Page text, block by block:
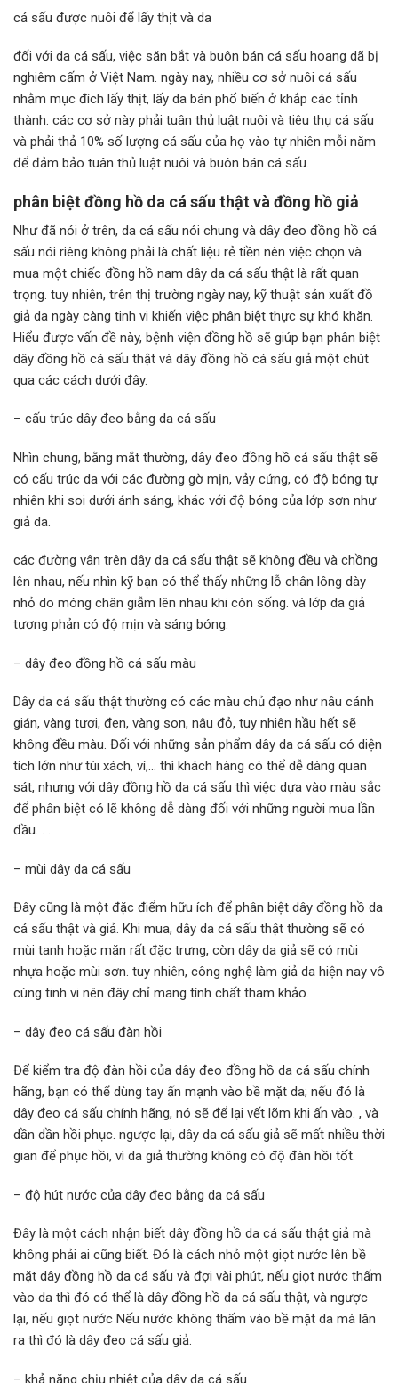
cá sấu được nuôi để lấy thịt và da
đối với da cá sấu, việc săn bắt và buôn bán cá sấu hoang dã bị
nghiêm cấm ở Việt Nam. ngày nay, nhiều cơ sở nuôi cá sấu
nhằm mục đích lấy thịt, lấy da bán phổ biến ở khắp các tỉnh
thành. các cơ sở này phải tuân thủ luật nuôi và tiêu thụ cá sấu
và phải thả 10% số lượng cá sấu của họ vào tự nhiên mỗi năm
để đảm bảo tuân thủ luật nuôi và buôn bán cá sấu.
phân biệt đồng hồ da cá sấu thật và đồng hồ giả
Như đã nói ở trên, da cá sấu nói chung và dây đeo đồng hồ cá
sấu nói riêng không phải là chất liệu rẻ tiền nên việc chọn và
mua một chiếc đồng hồ nam dây da cá sấu thật là rất quan
trọng. tuy nhiên, trên thị trường ngày nay, kỹ thuật sản xuất đồ
giả da ngày càng tinh vi khiến việc phân biệt thực sự khó khăn.
Hiểu được vấn đề này, bệnh viện đồng hồ sẽ giúp bạn phân biệt
dây đồng hồ cá sấu thật và dây đồng hồ cá sấu giả một chút
qua các cách dưới đây.
– cấu trúc dây đeo bằng da cá sấu
Nhìn chung, bằng mắt thường, dây đeo đồng hồ cá sấu thật sẽ
có cấu trúc da với các đường gờ mịn, vảy cứng, có độ bóng tự
nhiên khi soi dưới ánh sáng, khác với độ bóng của lớp sơn như
giả da.
các đường vân trên dây da cá sấu thật sẽ không đều và chồng
lên nhau, nếu nhìn kỹ bạn có thể thấy những lỗ chân lông dày
nhỏ do móng chân giẫm lên nhau khi còn sống. và lớp da giả
tương phản có độ mịn và sáng bóng.
– dây đeo đồng hồ cá sấu màu
Dây da cá sấu thật thường có các màu chủ đạo như nâu cánh
gián, vàng tươi, đen, vàng son, nâu đỏ, tuy nhiên hầu hết sẽ
không đều màu. Đối với những sản phẩm dây da cá sấu có diện
tích lớn như túi xách, ví,… thì khách hàng có thể dễ dàng quan
sát, nhưng với dây đồng hồ da cá sấu thì việc dựa vào màu sắc
để phân biệt có lẽ không dễ dàng đối với những người mua lần
đầu. . .
– mùi dây da cá sấu
Đây cũng là một đặc điểm hữu ích để phân biệt dây đồng hồ da
cá sấu thật và giả. Khi mua, dây da cá sấu thật thường sẽ có
mùi tanh hoặc mặn rất đặc trưng, ​​còn dây da giả sẽ có mùi
nhựa hoặc mùi sơn. tuy nhiên, công nghệ làm giả da hiện nay vô
cùng tinh vi nên đây chỉ mang tính chất tham khảo.
– dây đeo cá sấu đàn hồi
Để kiểm tra độ đàn hồi của dây đeo đồng hồ da cá sấu chính
hãng, bạn có thể dùng tay ấn mạnh vào bề mặt da; nếu đó là
dây đeo cá sấu chính hãng, nó sẽ để lại vết lõm khi ấn vào. , và
dần dần hồi phục. ngược lại, dây da cá sấu giả sẽ mất nhiều thời
gian để phục hồi, vì da giả thường không có độ đàn hồi tốt.
– độ hút nước của dây đeo bằng da cá sấu
Đây là một cách nhận biết dây đồng hồ da cá sấu thật giả mà
không phải ai cũng biết. Đó là cách nhỏ một giọt nước lên bề
mặt dây đồng hồ da cá sấu và đợi vài phút, nếu giọt nước thấm
vào da thì đó có thể là dây đồng hồ da cá sấu thật, và ngược
lại, nếu giọt nước Nếu nước không thấm vào bề mặt da mà lăn
ra thì đó là dây đeo cá sấu giả.
– khả năng chịu nhiệt của dây da cá sấu